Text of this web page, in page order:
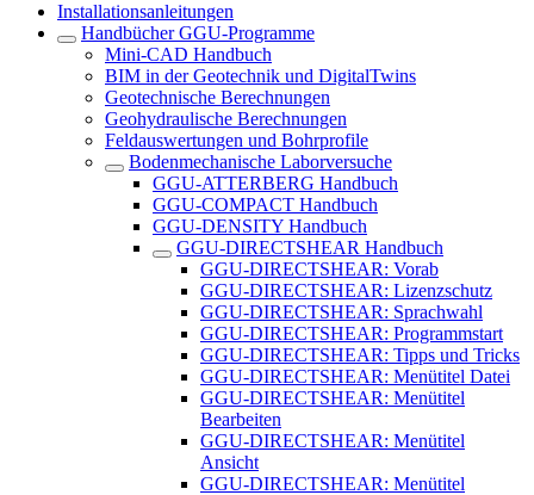
Installationsanleitungen
Handbücher GGU-Programme
Mini-CAD Handbuch
BIM in der Geotechnik und DigitalTwins
Geotechnische Berechnungen
Geohydraulische Berechnungen
Feldauswertungen und Bohrprofile
Bodenmechanische Laborversuche
GGU-ATTERBERG Handbuch
GGU-COMPACT Handbuch
GGU-DENSITY Handbuch
GGU-DIRECTSHEAR Handbuch
GGU-DIRECTSHEAR: Vorab
GGU-DIRECTSHEAR: Lizenzschutz
GGU-DIRECTSHEAR: Sprachwahl
GGU-DIRECTSHEAR: Programmstart
GGU-DIRECTSHEAR: Tipps und Tricks
GGU-DIRECTSHEAR: Menütitel Datei
GGU-DIRECTSHEAR: Menütitel
Bearbeiten
GGU-DIRECTSHEAR: Menütitel
Ansicht
GGU-DIRECTSHEAR: Menütitel